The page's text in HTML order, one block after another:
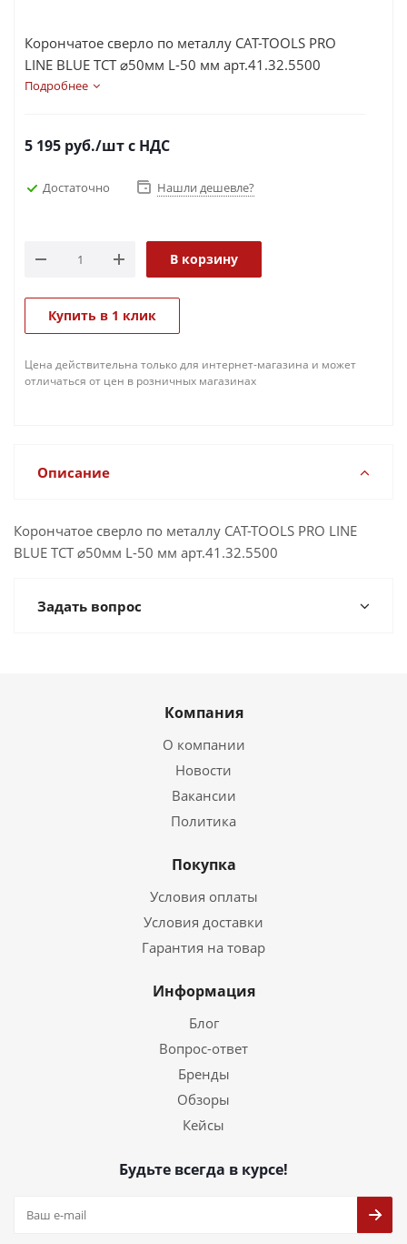
Корончатое сверло по металлу CAT-TOOLS PRO
LINE BLUE TCT ⌀50мм L-50 мм арт.41.32.5500
Подробнее
5 195 руб./штс НДС
Достаточно Нашли дешевле?
В корзину
Купить в 1 клик
Цена действительна только для интернет-магазина и может
отличаться от цен в розничных магазинах
Описание
Корончатое сверло по металлу CAT-TOOLS PRO LINE
BLUE TCT ⌀50мм L-50 мм арт.41.32.5500
Задать вопрос
Компания
О компании
Новости
Вакансии
Политика
Покупка
Условия оплаты
Условия доставки
Гарантия на товар
Информация
Блог
Вопрос-ответ
Бренды
Обзоры
Кейсы
Будьте всегда в курсе!